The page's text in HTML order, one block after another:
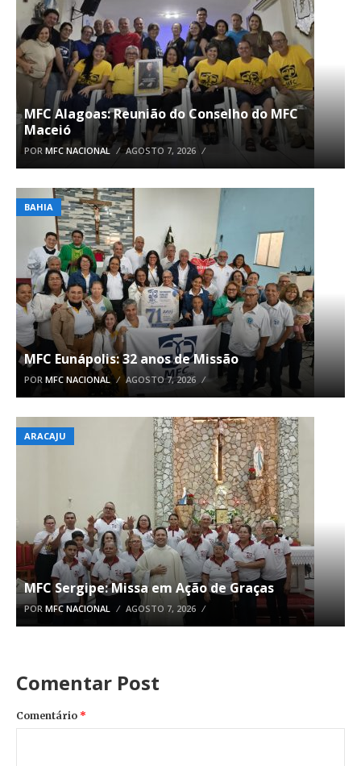
MFC Alagoas: Reunião do Conselho do MFC
Maceió
POR MFC NACIONAL AGOSTO 7, 2026
BAHIA
MFC Eunápolis: 32 anos de Missão
POR MFC NACIONAL AGOSTO 7, 2026
ARACAJU
MFC Sergipe: Missa em Ação de Graças
POR MFC NACIONAL AGOSTO 7, 2026
Comentar Post
Comentário *